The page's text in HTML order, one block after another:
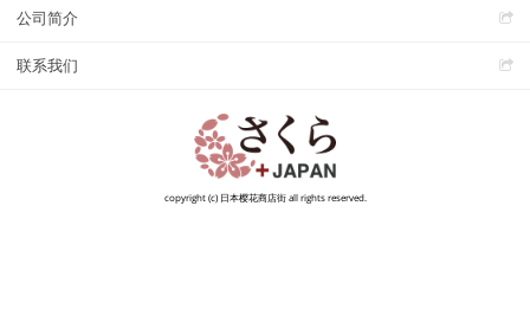
公司简介
联系我们
copyright (c) 日本樱花商店街 all rights reserved.